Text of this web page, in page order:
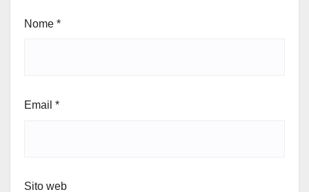
Nome *
Email *
Sito web